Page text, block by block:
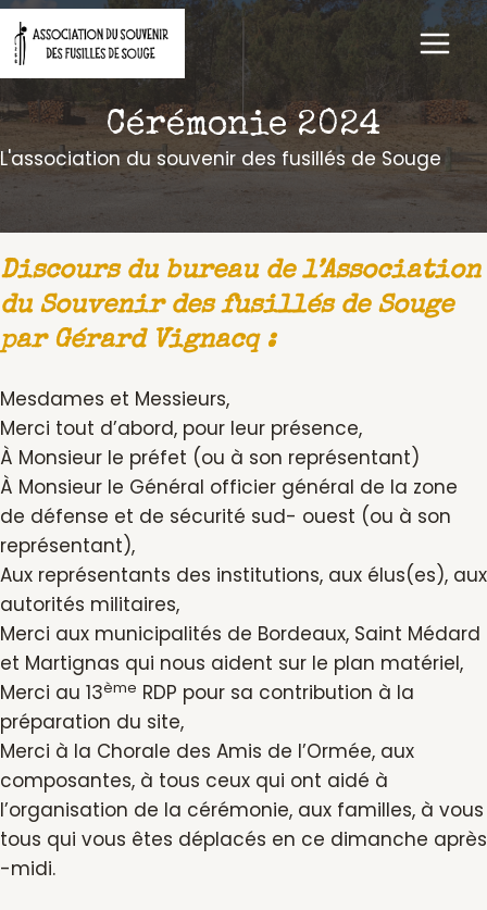
Aller
au
contenu
Cérémonie 2024
L'association du souvenir des fusillés de Souge
Discours du bureau de l’Association
du Souvenir des fusillés de Souge
par Gérard Vignacq :
Mesdames et Messieurs,
Merci tout d’abord, pour leur présence,
À Monsieur le préfet (ou à son représentant)
À Monsieur le Général officier général de la zone
de défense et de sécurité sud- ouest (ou à son
représentant),
Aux représentants des institutions, aux élus(es), aux
autorités militaires,
Merci aux municipalités de Bordeaux, Saint Médard
et Martignas qui nous aident sur le plan matériel,
Merci au 13ème RDP pour sa contribution à la
préparation du site,
Merci à la Chorale des Amis de l’Ormée, aux
composantes, à tous ceux qui ont aidé à
l’organisation de la cérémonie, aux familles, à vous
tous qui vous êtes déplacés en ce dimanche après
-midi.